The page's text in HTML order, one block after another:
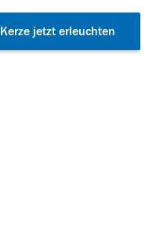
Kerze jetzt erleuchten